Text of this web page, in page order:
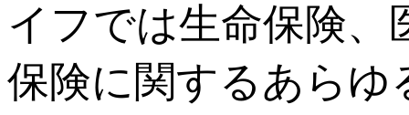
イフでは生命保険、
保険に関するあらゆ